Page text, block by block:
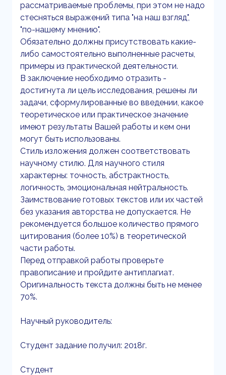
рассматриваемые проблемы, при этом не надо
стесняться выражений типа "на наш взгляд",
"по-нашему мнению".
Обязательно должны присутствовать какие-
либо самостоятельно выполненные расчеты,
примеры из практической деятельности.
В заключение необходимо отразить -
достигнута ли цель исследования, решены ли
задачи, сформулированные во введении, какое
теоретическое или практическое значение
имеют результаты Вашей работы и кем они
могут быть использованы.
Стиль изложения должен соответствовать
научному стилю. Для научного стиля
характерны: точность, абстрактность,
логичность, эмоциональная нейтральность.
Заимствование готовых текстов или их частей
без указания авторства не допускается. Не
рекомендуется большое количество прямого
цитирования (более 10%) в теоретической
части работы.
Перед отправкой работы проверьте
правописание и пройдите антиплагиат.
Оригинальность текста должны быть не менее
70%.
Научный руководитель:
Студент задание получил: 2018г.
Студент